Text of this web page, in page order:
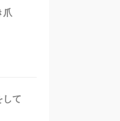
爪
して